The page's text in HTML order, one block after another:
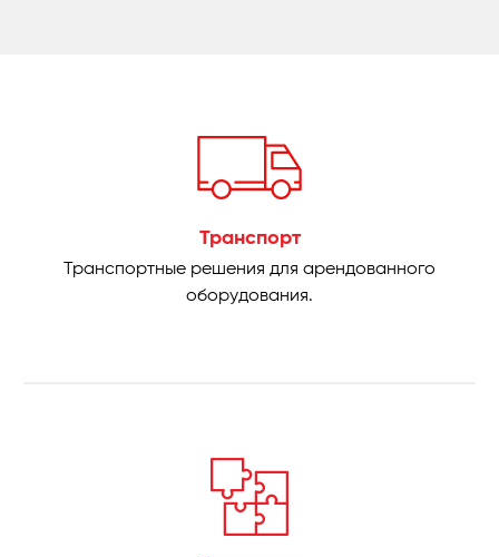
Транспорт
Транспортные решения для арендованного
оборудования.